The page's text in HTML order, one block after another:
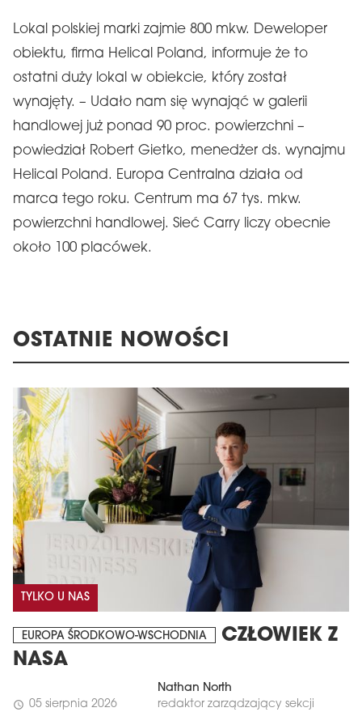
Lokal polskiej marki zajmie 800 mkw. Deweloper
obiektu, firma Helical Poland, informuje że to
ostatni duży lokal w obiekcie, który został
wynajęty. – Udało nam się wynająć w galerii
handlowej już ponad 90 proc. powierzchni –
powiedział Robert Gietko, menedżer ds. wynajmu
Helical Poland. Europa Centralna działa od
marca tego roku. Centrum ma 67 tys. mkw.
powierzchni handlowej. Sieć Carry liczy obecnie
około 100 placówek.
OSTATNIE NOWOŚCI
TYLKO U NAS
EUROPA ŚRODKOWO-WSCHODNIA
CZŁOWIEK Z
NASA
schedule 05 sierpnia 2026
Nathan North
redaktor zarządzający sekcji